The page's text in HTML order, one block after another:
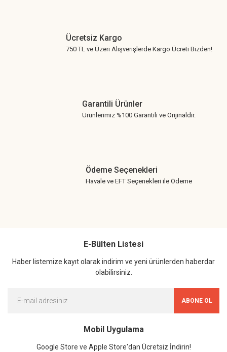
Ücretsiz Kargo
750 TL ve Üzeri Alışverişlerde Kargo Ücreti Bizden!
Garantili Ürünler
Ürünlerimiz %100 Garantili ve Orijinaldir.
Ödeme Seçenekleri
Havale ve EFT Seçenekleri ile Ödeme
E-Bülten Listesi
Haber listemize kayıt olarak indirim ve yeni ürünlerden haberdar
olabilirsiniz.
ABONE OL
Mobil Uygulama
Google Store ve Apple Store'dan Ücretsiz İndirin!